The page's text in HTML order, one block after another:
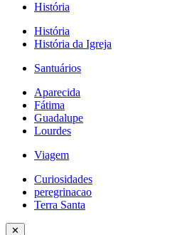
História
História
História da Igreja
Santuários
Aparecida
Fátima
Guadalupe
Lourdes
Viagem
Curiosidades
peregrinacao
Terra Santa
✕